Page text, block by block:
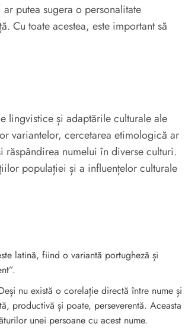
putea sugera o personalitate
Cu toate acestea, este important să
lingvistice și adaptările culturale ale
variantelor, cercetarea etimologică ar
numelui în diverse culturi.
populației și a influențelor culturale
latină, fiind o variantă portugheză și
nu există o corelație directă între nume și
productivă și poate, perseverentă. Aceasta
unei persoane cu acest nume.